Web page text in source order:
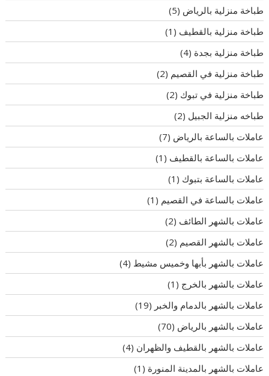
طباخة منزلية بالرياض (5)
طباخة منزلية بالقطيف (1)
طباخة منزلية بجدة (4)
طباخة منزلية في القصيم (2)
طباخة منزلية في تبوك (2)
طباخه منزلية الجبيل (2)
عاملات بالساعة بالرياض (7)
عاملات بالساعة بالقطيف (1)
عاملات بالساعة بتبوك (1)
عاملات بالساعة في القصيم (1)
عاملات بالشهر الطائف (2)
عاملات بالشهر القصيم (2)
عاملات بالشهر بأبها وخميس مشيط (4)
عاملات بالشهر بالخرج (1)
عاملات بالشهر بالدمام والخبر (19)
عاملات بالشهر بالرياض (70)
عاملات بالشهر بالقطيف والظهران (4)
عاملات بالشهر بالمدينة المنورة (1)